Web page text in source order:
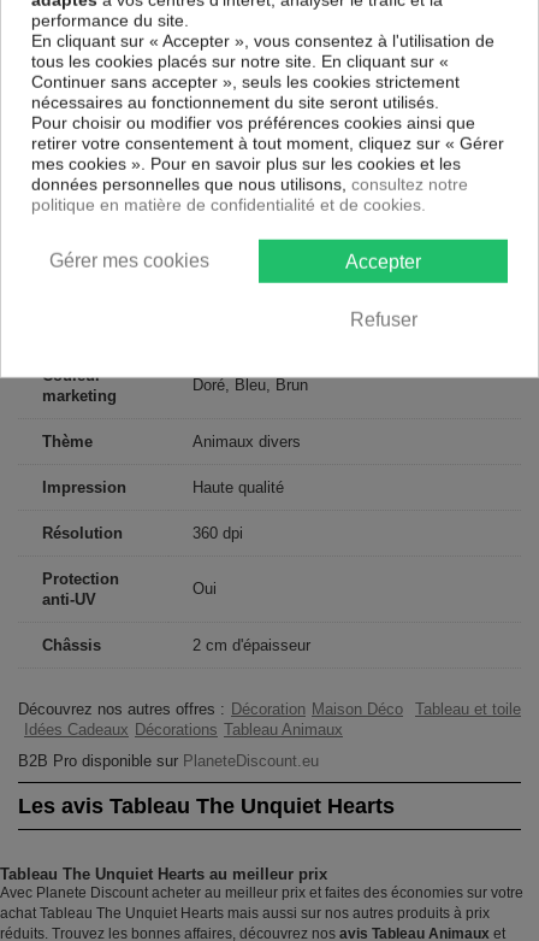
inodore et 100 % sûr, parfait même pour la chambre à coucher et la
chambre des enfants.
Notre large choix de tableaux tendances et modernes constituent un
moyen simple et pas cher de donner une nouvelle touche à vos
intérieurs, il y en a pour tous les goût.
Descriptif technique
Matériaux
Collection Artgeist
200x100 cm, 100x50 cm
Couleur
marketing
Doré, Bleu, Brun
Thème Animaux divers
Impression Haute qualité
Résolution 360 dpi
Protection
anti-UV
Oui
Châssis 2 cm d'épaisseur
Découvrez nos autres offres : Décoration Maison Déco
Tableau et toile
Idées Cadeaux Décorations Tableau Animaux
B2B Pro disponible sur PlaneteDiscount.eu
Les avis Tableau The Unquiet Hearts
Tableau The Unquiet Hearts au meilleur prix
Avec Planete Discount acheter au meilleur prix et faites des économies sur votre
achat Tableau The Unquiet Hearts mais aussi sur nos autres produits à prix
réduits. Trouvez les bonnes affaires, découvrez nos avis Tableau Animaux et
performance du site.
En cliquant sur « Accepter », vous consentez à l'utilisation de
tous les cookies placés sur notre site. En cliquant sur «
Continuer sans accepter », seuls les cookies strictement
nécessaires au fonctionnement du site seront utilisés.
Pour choisir ou modifier vos préférences cookies ainsi que
retirer votre consentement à tout moment, cliquez sur « Gérer
mes cookies ». Pour en savoir plus sur les cookies et les
données personnelles que nous utilisons, consultez notre
politique en matière de confidentialité et de cookies.
Accepter
Refuser
Gérer mes cookies